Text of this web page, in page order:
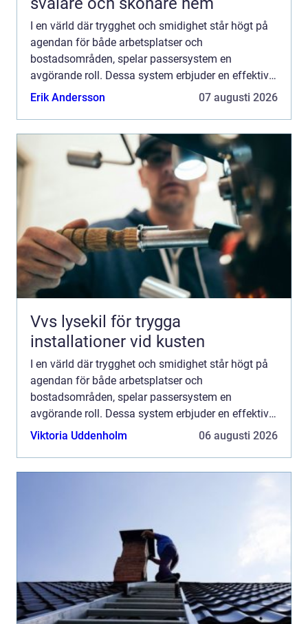
I en värld där trygghet och smidighet står högt på
agendan för både arbetsplatser och
bostadsområden, spelar passersystem en
avgörande roll. Dessa system erbjuder en effektiv
och säker metod f&oum...
Erik Andersson 07 augusti 2026
Vvs lysekil för trygga
installationer vid kusten
I en värld där trygghet och smidighet står högt på
agendan för både arbetsplatser och
bostadsområden, spelar passersystem en
avgörande roll. Dessa system erbjuder en effektiv
och säker metod f&oum...
Viktoria Uddenholm 06 augusti 2026